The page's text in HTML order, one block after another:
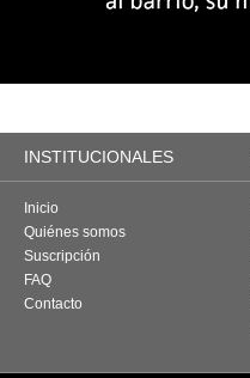
INSTITUCIONALES
Inicio
Quiénes somos
Suscripción
FAQ
Contacto